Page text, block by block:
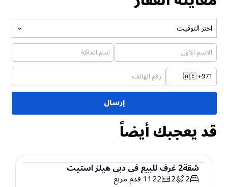
اختر التوقيت
🇦🇪+971
إرسال
قد يعجبك أيضاً
شقة
شقة2غرفللبيعفيدبي هيلز استيت
2
2
1122قدم مربع